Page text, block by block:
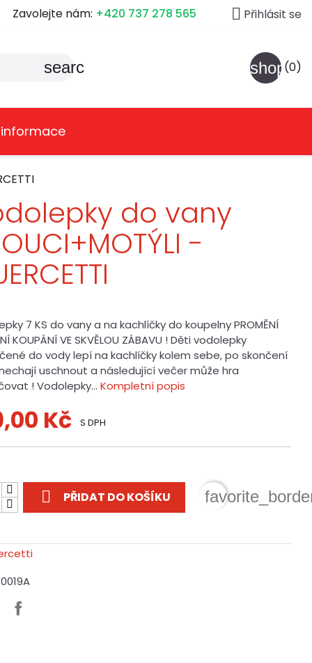
Zavolejte nám: +420 737 278 565  Přihlásit se
search (0)
do vany
-
7 KS do vany a na kachlíčky do koupelny PROMĚNÍ
KOUPÁNÍ VE SKVĚLOU ZÁBAVU ! Děti vodolepky
do vody lepí na kachlíčky kolem sebe, po skončení
uschnout a následující večer může hra
! Vodolepky...Kompletní popis
Kč S DPH
 PŘIDAT DO KOŠÍKU